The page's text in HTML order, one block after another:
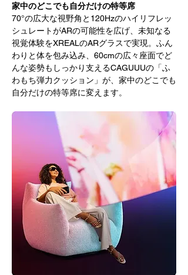
家中のどこでも自分だけの特等席
70°の広大な視野角と120Hzのハイリフレッ
シュレートがARの可能性を広げ、未知なる
視覚体験をXREALのARグラスで実現。ふん
わりと体を包み込み、60cmの広々座面でど
んな姿勢もしっかり支えるCAGUUUの「ふ
わもち弾力クッション」が、家中のどこでも
自分だけの特等席に変えます。